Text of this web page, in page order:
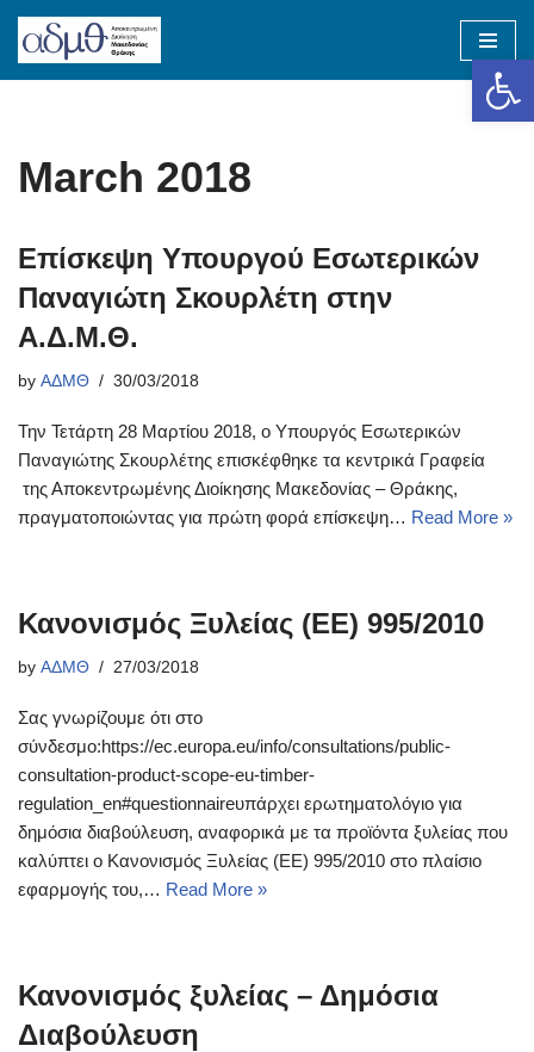
Skip
March 2018
Επίσκεψη Υπουργού Εσωτερικών
Παναγιώτη Σκουρλέτη στην
Α.Δ.Μ.Θ.
by ΑΔΜΘ 30/03/2018
Την Τετάρτη 28 Μαρτίου 2018, ο Υπουργός Εσωτερικών
Παναγιώτης Σκουρλέτης επισκέφθηκε τα κεντρικά Γραφεία
της Αποκεντρωμένης Διοίκησης Μακεδονίας – Θράκης,
πραγματοποιώντας για πρώτη φορά επίσκεψη… Read More »
Κανονισμός Ξυλείας (ΕΕ) 995/2010
by ΑΔΜΘ 27/03/2018
Σας γνωρίζουμε ότι στο
σύνδεσμο:https://ec.europa.eu/info/consultations/public-
consultation-product-scope-eu-timber-
regulation_en#questionnaireυπάρχει ερωτηματολόγιο για
δημόσια διαβούλευση, αναφορικά με τα προϊόντα ξυλείας που
καλύπτει ο Κανονισμός Ξυλείας (ΕΕ) 995/2010 στο πλαίσιο
εφαρμογής του,… Read More »
Κανονισμός ξυλείας – Δημόσια
Διαβούλευση